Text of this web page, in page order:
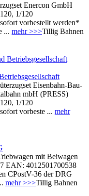
Enercon GmbH
1/120
vorbestellt werden*
... mehr >>>Tillig Bahnen
Eisenbahn-Bau-
mbH (PRESS)
1/120
vorbeste ... mehr
mit Beiwagen
EAN: 4012501700538
CPostV-36 der DRG
mehr >>>Tillig Bahnen